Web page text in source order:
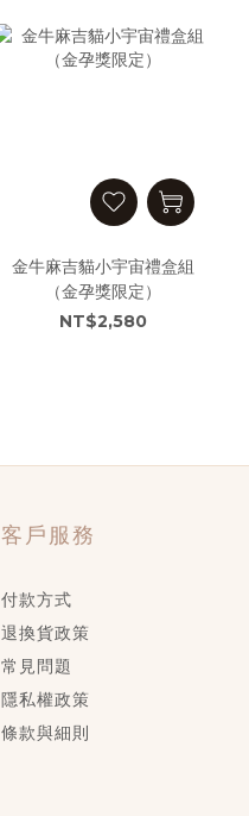
金牛麻吉貓小宇宙禮盒組
（金孕獎限定）
NT$2,580
客戶服務
付款方式
退換貨政策
常見問題
隱私權政策
條款與細則